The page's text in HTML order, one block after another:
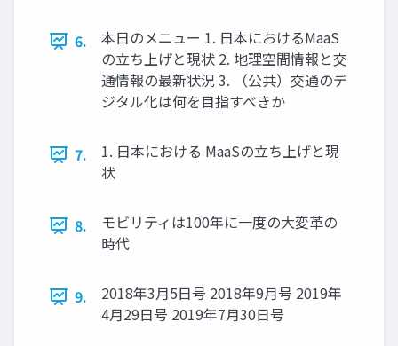
6.
本日のメニュー 1. 日本におけるMaaS
の立ち上げと現状 2. 地理空間情報と交
通情報の最新状況 3. （公共）交通のデ
ジタル化は何を目指すべきか
7.
1. 日本における MaaSの立ち上げと現
状
8.
モビリティは100年に一度の大変革の
時代
9.
2018年3月5日号 2018年9月号 2019年
4月29日号 2019年7月30日号